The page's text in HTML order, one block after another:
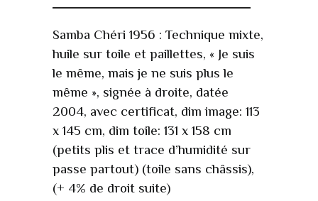
Samba Chéri 1956 : Technique mixte,
huile sur toile et paillettes, « Je suis
le même, mais je ne suis plus le
même », signée à droite, datée
2004, avec certificat, dim image: 113
x 145 cm, dim toile: 131 x 158 cm
(petits plis et trace d’humidité sur
passe partout) (toile sans châssis),
(+ 4% de droit suite)